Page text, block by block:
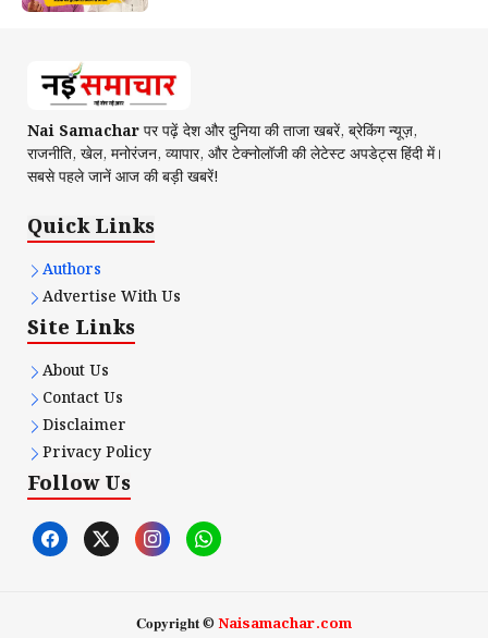
Nai Samacharपर पढ़ें देश और दुनिया की ताजा खबरें, ब्रेकिंग न्यूज़,
राजनीति, खेल, मनोरंजन, व्यापार, और टेक्नोलॉजी की लेटेस्ट अपडेट्स हिंदी में।
सबसे पहले जानें आज की बड़ी खबरें!
Quick Links
Authors
Advertise With Us
Site Links
About Us
Contact Us
Disclaimer
Privacy Policy
Follow Us
𝐂𝐨𝐩𝐲𝐫𝐢𝐠𝐡𝐭 ©Naisamachar.com